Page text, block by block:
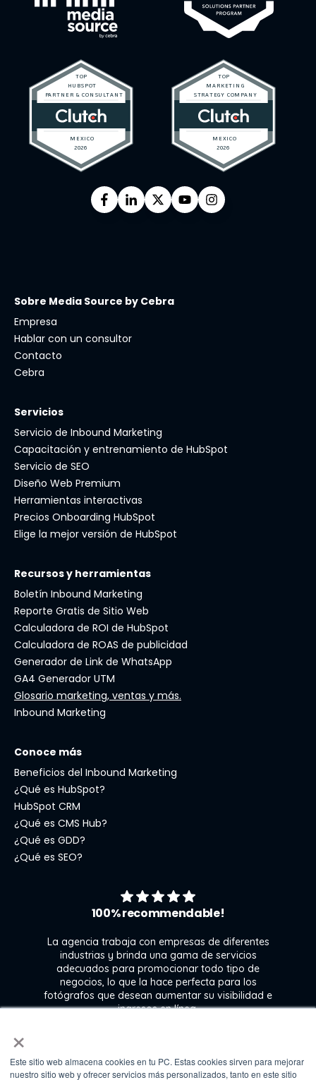
×
Este sitio web almacena cookies en tu PC. Estas cookies sirven para mejorar
nuestro sitio web y ofrecer servicios más personalizados, tanto en este sitio
Sobre Media Source by Cebra
Empresa
Hablar con un consultor
Contacto
Cebra
Servicios
Servicio de Inbound Marketing
Capacitación y entrenamiento de HubSpot
Servicio de SEO
Diseño Web Premium
Herramientas interactivas
Precios Onboarding HubSpot
Elige la mejor versión de HubSpot
Recursos y herramientas
Boletín Inbound Marketing
Reporte Gratis de Sitio Web
Calculadora de ROI de HubSpot
Calculadora de ROAS de publicidad
Generador de Link de WhatsApp
GA4 Generador UTM
Glosario marketing, ventas y más.
Inbound Marketing
Conoce más
Beneficios del Inbound Marketing
¿Qué es HubSpot?
HubSpot CRM
¿Qué es CMS Hub?
¿Qué es GDD?
¿Qué es SEO?
100% recommendable!
La agencia trabaja con empresas de diferentes
industrias y brinda una gama de servicios
adecuados para promocionar todo tipo de
negocios, lo que la hace perfecta para los
fotógrafos que desean aumentar su visibilidad e
ingresos en línea.
Kate Gross